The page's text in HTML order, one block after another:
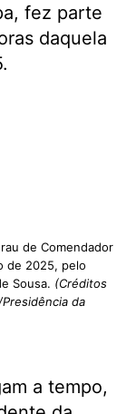
fez parte
daquela
de Comendador
de 2025, pelo
Sousa. (Créditos
da
a tempo,